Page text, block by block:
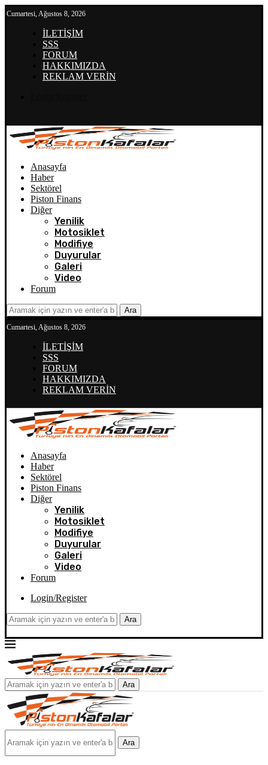
Cumartesi, Ağustos 8, 2026
İLETİŞİM
SSS
FORUM
HAKKIMIZDA
REKLAM VERİN
Anasayfa
Haber
Sektörel
Piston Finans
Diğer
Yenilik
Motosiklet
Modifiye
Duyurular
Galeri
Video
Forum
Ara
Cumartesi, Ağustos 8, 2026
İLETİŞİM
SSS
FORUM
HAKKIMIZDA
REKLAM VERİN
Anasayfa
Haber
Sektörel
Piston Finans
Diğer
Yenilik
Motosiklet
Modifiye
Duyurular
Galeri
Video
Forum
Login/Register
Ara
Ara
Ara